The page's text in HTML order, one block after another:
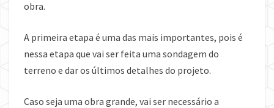
obra.
A primeira etapa é uma das mais importantes, pois é
nessa etapa que vai ser feita uma sondagem do
terreno e dar os últimos detalhes do projeto.
Caso seja uma obra grande, vai ser necessário a